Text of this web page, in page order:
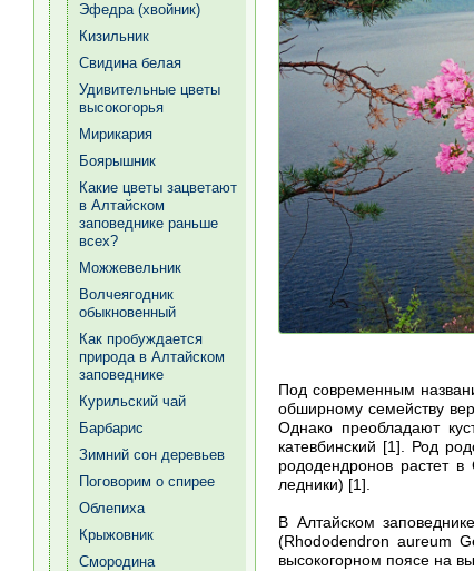
Под современным
обширному семейству
Однако преобладают
катевбинский [1]. Род
рододендронов растет
ледники) [1].
В Алтайском
(Rhododendron aureum
высокогорном поясе на
Эфедра (хвойник)
Кизильник
Свидина белая
Удивительные цветы
высокогорья
Мирикария
Боярышник
Какие цветы зацветают
в Алтайском
заповеднике раньше
всех?
Можжевельник
Волчеягодник
обыкновенный
Как пробуждается
природа в Алтайском
заповеднике
Курильский чай
Барбарис
Зимний сон деревьев
Поговорим о спирее
Облепиха
Крыжовник
Смородина